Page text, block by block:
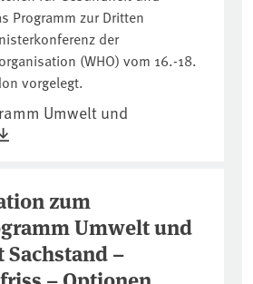
Programm zur Dritten
der
(WHO) vom 16.-18.
vorgelegt.
Umwelt und
zum
Umwelt und
–